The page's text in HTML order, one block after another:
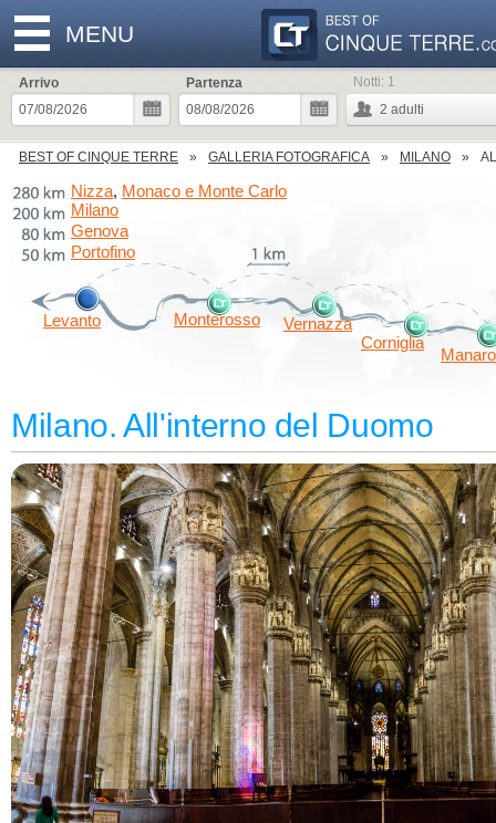
MENU
Arrivo
Partenza
2 adulti
Notti: 1
BEST OF CINQUE TERRE GALLERIA FOTOGRAFICA MILANO
Levanto Monterosso
Vernazza
Corniglia
Genova
Milano
Nizza, Monaco e Monte Carlo
Portofino
Milano. All'interno del Duomo